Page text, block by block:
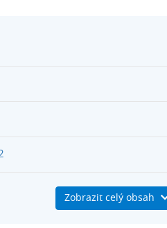
přes Herní kupony
Zobrazit celý obsah